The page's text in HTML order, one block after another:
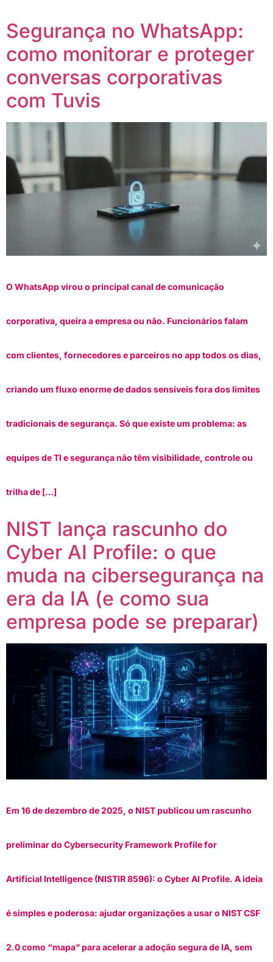
Segurança no WhatsApp:
como monitorar e proteger
conversas corporativas
com Tuvis
O WhatsApp virou o principal canal de comunicação
corporativa, queira a empresa ou não. Funcionários falam
com clientes, fornecedores e parceiros no app todos os dias,
criando um fluxo enorme de dados sensíveis fora dos limites
tradicionais de segurança. Só que existe um problema: as
equipes de TI e segurança não têm visibilidade, controle ou
trilha de […]
NIST lança rascunho do
Cyber AI Profile: o que
muda na cibersegurança na
era da IA (e como sua
empresa pode se preparar)
Em 16 de dezembro de 2025, o NIST publicou um rascunho
preliminar do Cybersecurity Framework Profile for
Artificial Intelligence (NISTIR 8596): o Cyber AI Profile. A ideia
é simples e poderosa: ajudar organizações a usar o NIST CSF
2.0 como “mapa” para acelerar a adoção segura de IA, sem